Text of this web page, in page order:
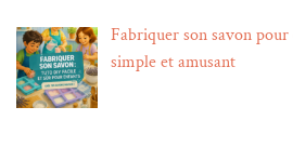
Fabriquer son savon
simple et amusant